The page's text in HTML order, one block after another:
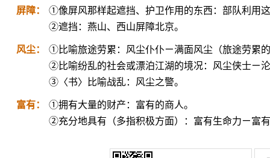
屏障：
①像屏风那样起遮挡、护卫作用的东西：部队利用
②遮挡：燕山、西山屏障北京。
风尘：
①比喻旅途劳累：风尘仆仆ㄧ满面风尘（旅途劳累
②比喻纷乱的社会或漂泊江湖的境况：风尘侠士ㄧ
③〈书〉比喻战乱：风尘之警。
富有：
①拥有大量的财产：富有的商人。
②充分地具有（多指积极方面）：富有生命力ㄧ富